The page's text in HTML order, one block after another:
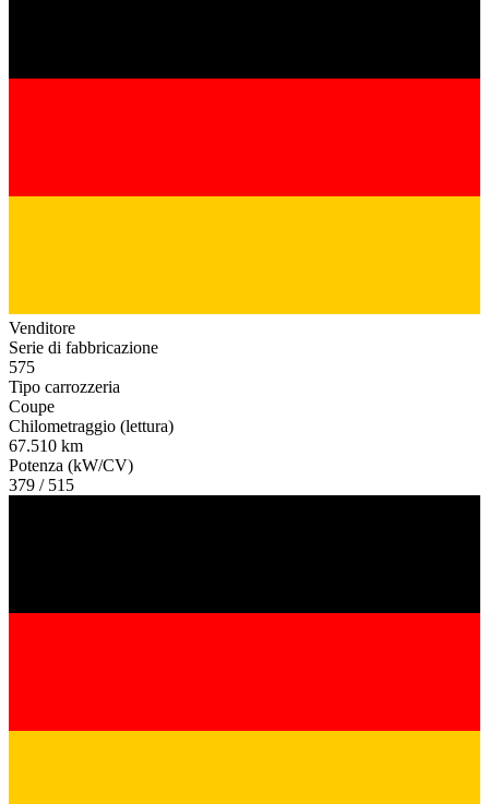
Venditore
Serie di fabbricazione
575
Tipo carrozzeria
Coupe
Chilometraggio (lettura)
67.510 km
Potenza (kW/CV)
379 / 515